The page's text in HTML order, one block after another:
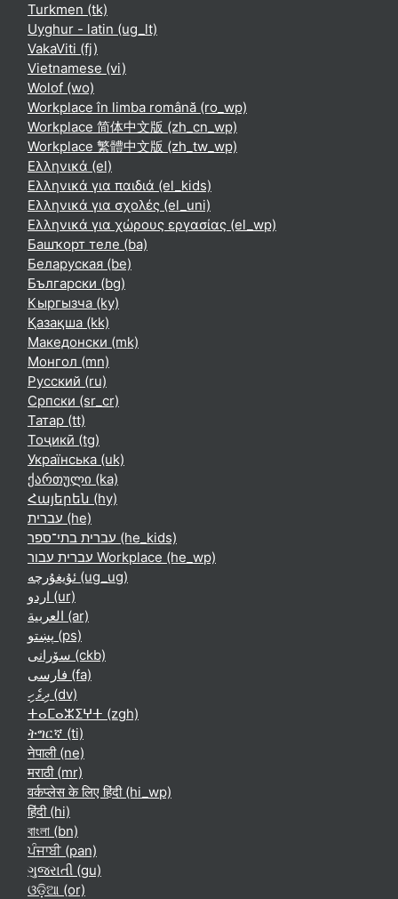
Turkmen ‎(tk)‎
Uyghur - latin ‎(ug_lt)‎
VakaViti ‎(fj)‎
Vietnamese ‎(vi)‎
Wolof ‎(wo)‎
Workplace în limba română ‎(ro_wp)‎
Workplace 简体中文版 ‎(zh_cn_wp)‎
Workplace 繁體中文版 ‎(zh_tw_wp)‎
Ελληνικά ‎(el)‎
Ελληνικά για παιδιά ‎(el_kids)‎
Ελληνικά για σχολές ‎(el_uni)‎
Ελληνικά για χώρους εργασίας ‎(el_wp)‎
Башҡорт теле ‎(ba)‎
Беларуская ‎(be)‎
Български ‎(bg)‎
Кыргызча ‎(ky)‎
Қазақша ‎(kk)‎
Македонски ‎(mk)‎
Монгол ‎(mn)‎
Русский ‎(ru)‎
Српски ‎(sr_cr)‎
Татар ‎(tt)‎
Тоҷикӣ ‎(tg)‎
Українська ‎(uk)‎
ქართული ‎(ka)‎
Հայերեն ‎(hy)‎
עברית ‎(he)‎
עברית בתי־ספר ‎(he_kids)‎
עברית עבור Workplace ‎(he_wp)‎
ئۇيغۇرچە ‎(ug_ug)‎
اردو ‎(ur)‎
العربية ‎(ar)‎
پښتو ‎(ps)‎
سۆرانی ‎(ckb)‎
فارسی ‎(fa)‎
ދިވެހި ‎(dv)‎
ⵜⴰⵎⴰⵣⵉⵖⵜ ‎(zgh)‎
ትግርኛ ‎(ti)‎
नेपाली ‎(ne)‎
मराठी ‎(mr)‎
वर्कप्लेस के लिए हिंदी ‎(hi_wp)‎
हिंदी ‎(hi)‎
বাংলা ‎(bn)‎
ਪੰਜਾਬੀ ‎(pan)‎
ગુજરાતી ‎(gu)‎
ଓଡ଼ିଆ ‎(or)‎